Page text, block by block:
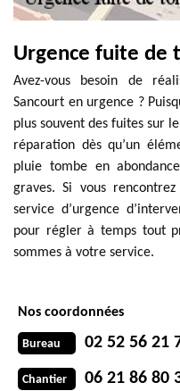
Urgence fuite de
Avez-vous besoin de
Sancourt en urgence ?
plus souvent des fuites sur
réparation dès qu’un
pluie tombe en
graves. Si vous
service d’urgence
pour régler à temps tout
sommes à votre service.
Nos coordonnées
Bureau 02 52 56 21
Chantier 06 21 86 80